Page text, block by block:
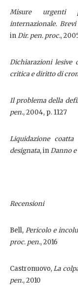
Misure urgenti
internazionale. Brevi
inDir. pen. proc.,
Dichiarazioni lesive
critica e diritto di
Il problema della
pen., 2004, p. 1127
Liquidazione coatta
designata, inDanno e
Recensioni
Bell, Pericolo e
proc. pen., 2016
Castronuovo,La
pen., 2010